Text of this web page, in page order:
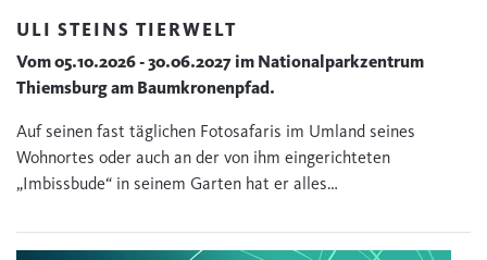
ULI STEINS TIERWELT
Vom 05.10.2026 - 30.06.2027 im Nationalparkzentrum
Thiemsburg am Baumkronenpfad.
Auf seinen fast täglichen Fotosafaris im Umland seines
Wohnortes oder auch an der von ihm eingerichteten
„Imbissbude“ in seinem Garten hat er alles…